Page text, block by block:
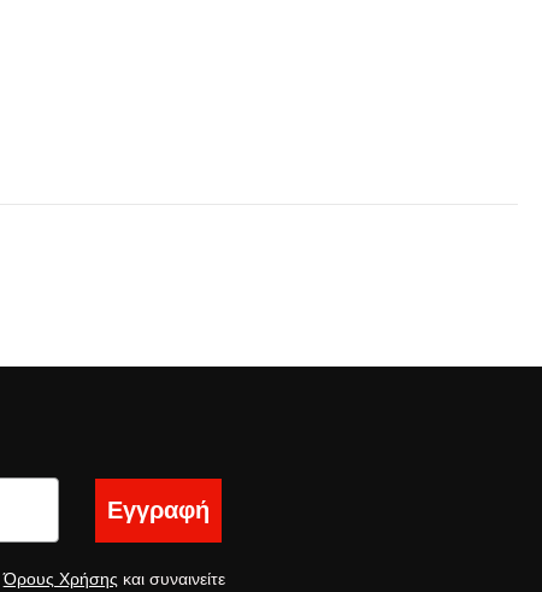
Εγγραφή
Όρους Χρήσης και συναινείτε